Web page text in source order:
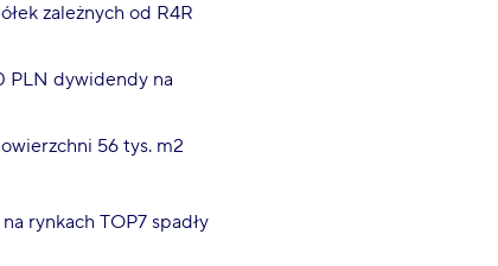
zależnych od R4R
PLN dywidendy na
56 tys. m2
rynkach TOP7 spadły